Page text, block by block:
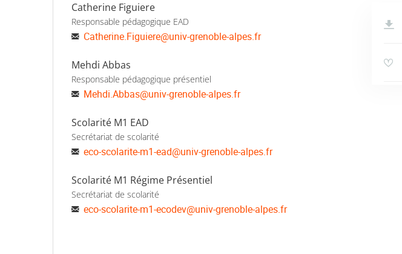
Catherine Figuiere
Responsable pédagogique EAD
Catherine.Figuiere@univ-grenoble-alpes.fr
Mehdi Abbas
Responsable pédagogique présentiel
Mehdi.Abbas@univ-grenoble-alpes.fr
Scolarité M1 EAD
Secrétariat de scolarité
eco-scolarite-m1-ead@univ-grenoble-alpes.fr
Scolarité M1 Régime Présentiel
Secrétariat de scolarité
eco-scolarite-m1-ecodev@univ-grenoble-alpes.fr